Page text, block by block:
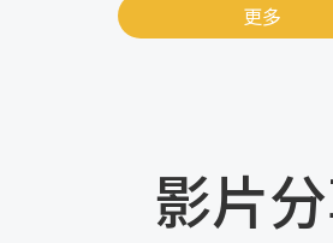
更多
影片